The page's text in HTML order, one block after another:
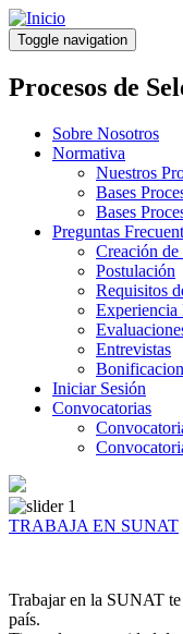
Pasar
al
contenido
principal
Toggle navigation
Procesos de
Sobre Nosotros
Normativa
Nuestros
Bases
Bases
Preguntas
Creación de
Postulación
Requisitos
Experiencia
Entrevistas
Iniciar Sesión
Convocatorias
TRABAJA EN SUNAT
Trabajar en la SUNAT
país.